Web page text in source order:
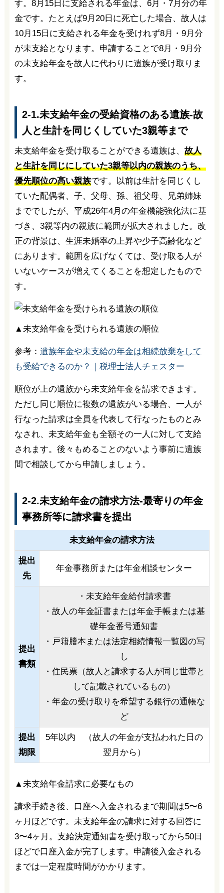
す。8月15日に支給される年金は、6月・7月分の年
金です。たとえば9月20日に死亡した場合、故人は
10月15日に支給される年金を受けれず8月・9月分
が未支給となります。申請することで8月・9月分
の未支給年金を故人に代わりに遺族が受け取りま
す。
2-1.未支給年金の受給資格のある遺族-故
人と生計を同じくしていた3親等まで
未支給年金を受け取ることができる遺族は、 故人
と生計を同じにしていた3親等以内の親族のうち、
優先順位の高い親族です。以前は生計を同じくし
ていた配偶者、子、父母、孫、祖父母、兄弟姉妹
まででしたが、平成26年4月の年金機能強化法に基
づき、3親等内の親族に範囲が拡大されました。改
正の背景は、生涯未婚率の上昇や少子高齢化など
にあります。範囲を広げなくては、受け取る人が
いないケースが増えてくることを想定したもので
す。
▲未支給年金を受けられる遺族の順位
参考： 遺族年金や未支給の年金は相続放棄をして
も受給できるのか？｜税理士法人チェスター
順位が上の遺族から未支給年金を請求できます。
ただし同じ順位に複数の遺族がいる場合、一人が
行なった請求は全員を代表して行なったものとみ
なされ、未支給年金も全額その一人に対して支給
されます。後々もめることのないよう事前に遺族
間で相談してから申請しましょう。
2-2.未支給年金の請求方法-最寄りの年金
事務所等に請求書を提出
未支給年金の請求方法
提出
先
年金事務所または年金相談センター
提出
書類
・未支給年金給付請求書
・故人の年金証書または年金手帳または基
礎年金番号通知書
・戸籍謄本または法定相続情報一覧図の写
し
・住民票（故人と請求する人が同じ世帯と
して記載されているもの）
・年金の受け取りを希望する銀行の通帳な
ど
提出
期限
5年以内 （故人の年金が支払われた日の
翌月から）
▲未支給年金請求に必要なもの
請求手続き後、口座へ入金されるまで期間は5〜6
ヶ月ほどです。未支給年金の請求に対する回答に
3〜4ヶ月。支給決定通知書を受け取ってから50日
ほどで口座入金が完了します。申請後入金される
までは一定程度時間がかかります。